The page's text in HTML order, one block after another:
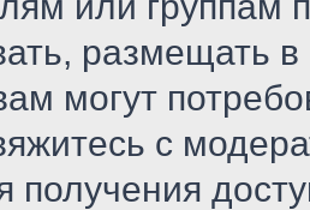
размещать
могут
с
получения